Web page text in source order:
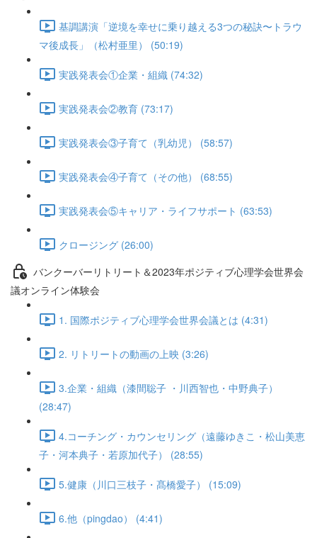
基調講演「逆境を幸せに乗り越える3つの秘訣〜トラウ
マ後成長」（松村亜里） (50:19)
実践発表会①企業・組織 (74:32)
実践発表会②教育 (73:17)
実践発表会③子育て（乳幼児） (58:57)
実践発表会④子育て（その他） (68:55)
実践発表会⑤キャリア・ライフサポート (63:53)
クロージング (26:00)
バンクーバーリトリート＆2023年ポジティブ心理学会世界会
議オンライン体験会
1. 国際ポジティブ心理学会世界会議とは (4:31)
2. リトリートの動画の上映 (3:26)
3.企業・組織（漆間聡子 ・川西智也・中野典子）
(28:47)
4.コーチング・カウンセリング（遠藤ゆきこ・松山美恵
子・河本典子・若原加代子） (28:55)
5.健康（川口三枝子・髙橋愛子） (15:09)
6.他（pingdao） (4:41)